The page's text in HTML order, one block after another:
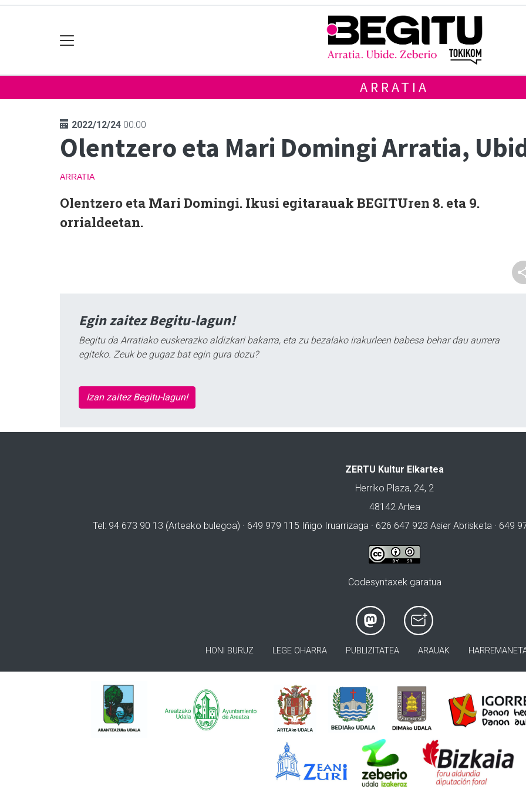
ARRATIA
2022/12/24 00:00
Olentzero eta Mari Domingi Arratia,
ARRATIA
Olentzero eta Mari Domingi. Ikusi egitarauak BEGITUren 8. eta 9.
orrialdeetan.
Egin zaitez Begitu-lagun!
Begitu da Arratiako euskerazko aldizkari bakarra, eta zu bezalako irakurleen babesa behar dau aurrera
egiteko. Zeuk be gugaz bat egin gura dozu?
Izan zaitez Begitu-lagun!
ZERTU Kultur Elkartea
Herriko Plaza, 24, 2
48142 Artea
Tel: 94 673 90 13 (Arteako bulegoa) · 649 979 115 Iñigo Iruarrizaga · 626 647 923 Asier Abrisketa · 649
Codesyntaxek garatua
HONI BURUZ LEGE OHARRA PUBLIZITATEA ARAUAK